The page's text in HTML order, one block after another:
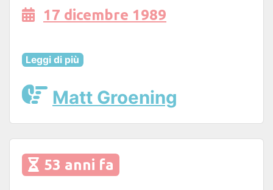
17 dicembre 1989
Leggi di più
Matt Groening
53 anni fa